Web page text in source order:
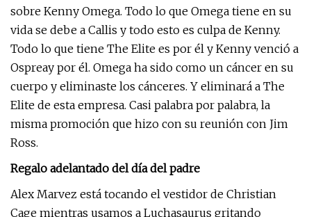
sobre Kenny Omega. Todo lo que Omega tiene en su
vida se debe a Callis y todo esto es culpa de Kenny.
Todo lo que tiene The Elite es por él y Kenny venció a
Ospreay por él. Omega ha sido como un cáncer en su
cuerpo y eliminaste los cánceres. Y eliminará a The
Elite de esta empresa. Casi palabra por palabra, la
misma promoción que hizo con su reunión con Jim
Ross.
Regalo adelantado del día del padre
Alex Marvez está tocando el vestidor de Christian
Cage mientras usamos a Luchasaurus gritando